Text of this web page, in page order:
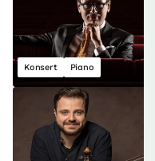
Konsert Piano